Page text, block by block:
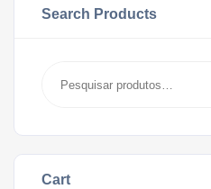
Search Products
por:
Cart